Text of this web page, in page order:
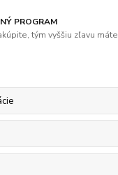
PROGRAM
tým vyššiu zľavu máte